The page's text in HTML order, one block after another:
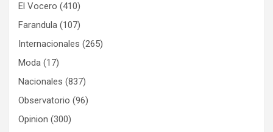
El Vocero (410)
Farandula (107)
Internacionales (265)
Moda (17)
Nacionales (837)
Observatorio (96)
Opinion (300)